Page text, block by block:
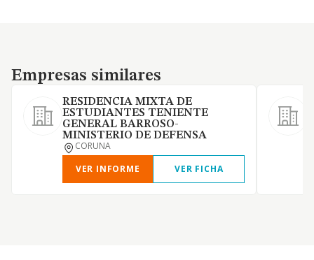
Empresas similares
Empresas similares
RESIDENCIA MIXTA DE
ESTUDIANTES TENIENTE
GENERAL BARROSO-
MINISTERIO DE DEFENSA
CORUNA
VER INFORME
VER FICHA